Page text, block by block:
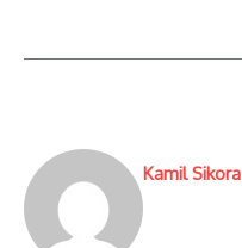
Kamil Sikora